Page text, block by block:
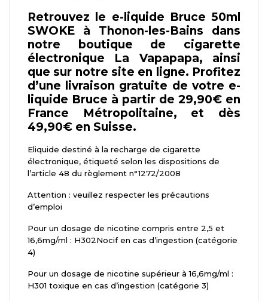
Retrouvez le e-liquide Bruce 50ml
SWOKE à Thonon-les-Bains dans
notre boutique de cigarette
électronique La Vapapapa, ainsi
que sur notre site en ligne. Profitez
d’une livraison gratuite de votre e-
liquide Bruce à partir de 29,90€ en
France Métropolitaine, et dès
49,90€ en Suisse.
Eliquide destiné à la recharge de cigarette
électronique, étiqueté selon les dispositions de
l’article 48 du règlement n°1272/2008
Attention : veuillez respecter les précautions
d’emploi
Pour un dosage de nicotine compris entre 2,5 et
16,6mg/ml : H302Nocif en cas d’ingestion (catégorie
4)
Pour un dosage de nicotine supérieur à 16,6mg/ml :
H301 toxique en cas d’ingestion (catégorie 3)